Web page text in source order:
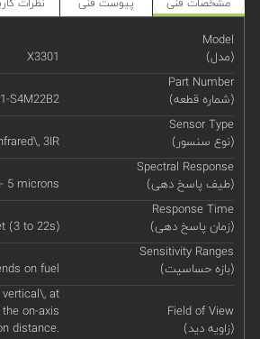
Model
(مدل)
X3301
Part Number
(شماره قطعه)
S4M22B2
Sensor Type
(نوع سنسور)
3IR
Spectral Response
(طیف پاسخ دهی)
5 microns
Response Time
(زمان پاسخ دهی)
(3 to 22s)
Sensitivity Ranges
(بازه حساسیت)
on fuel
Field of View
(زاویه دید)
vertical\, at
on-axis
distance.